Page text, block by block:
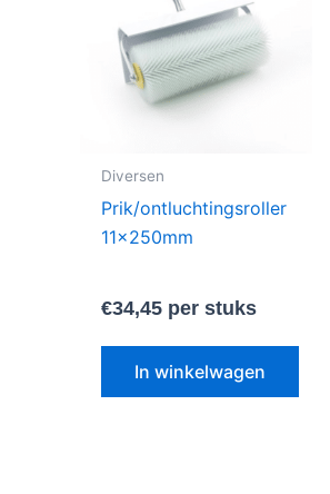
Diversen
Prik/ontluchtingsroller
11x250mm
€34,45 per stuks
In winkelwagen